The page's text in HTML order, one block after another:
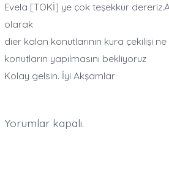
Evela [TOKİ] ye çok teşekkür
olarak
dier kalan konutlarının kura çekilişi
konutların yapılmasını bekliyoruz
Kolay gelsin. İyi Akşamlar
Yorumlar kapalı.